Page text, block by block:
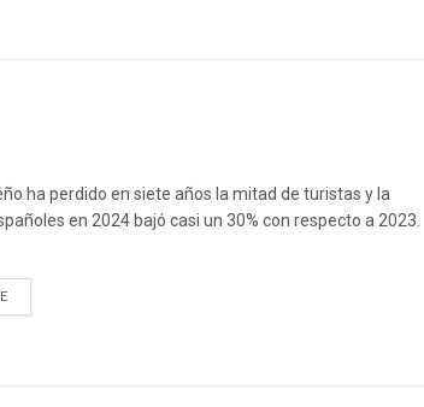
ha perdido en siete años la mitad de turistas y la
en 2024 bajó casi un 30% con respecto a 2023.
DETAILS